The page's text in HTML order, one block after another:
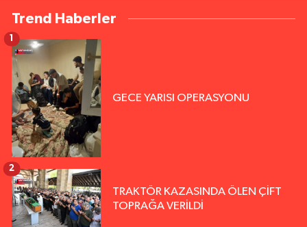
Trend Haberler
GECE YARISI OPERASYONU
TRAKTÖR KAZASINDA ÖLEN ÇİFT
TOPRAĞA VERİLDİ
2